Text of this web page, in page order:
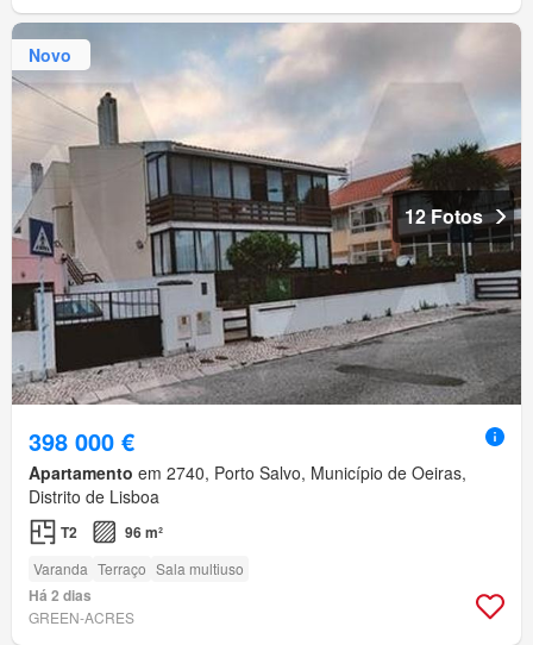
Novo
12 Fotos
398 000 €
Apartamento em 2740, Porto Salvo, Município de Oeiras,
Distrito de Lisboa
T2 96 m²
Varanda Terraço Sala multiuso
Há 2 dias
GREEN-ACRES